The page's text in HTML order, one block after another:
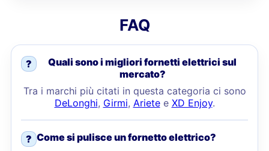
FAQ
?
Quali sono i migliori fornetti elettrici sul
mercato?
Tra i marchi più citati in questa categoria ci sono
DeLonghi, Girmi, Arietee XD Enjoy.
? Come si pulisce un fornetto elettrico?